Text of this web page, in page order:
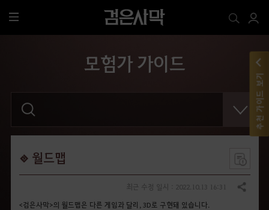
전
모험가 가이드
를
입
월드맵
공유하기
<검은사막>의 월드맵은 다른 게임과 달리, 3D로 구현돼 있습니다.
추천 가이드 보기